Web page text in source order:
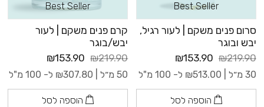
Best Seller
סרום פנים משקם | לעור רגיל,
יבש ובוגר
₪219.90
₪153.90
30 מ״ל | ₪513.00 ל- 100 מ"ל
הוספה לסל
Best Seller
קרם פנים משקם | לעור
יבש/בוגר
₪219.90
₪153.90
50 מ״ל | ₪307.80 ל- 100 מ"ל
הוספה לסל